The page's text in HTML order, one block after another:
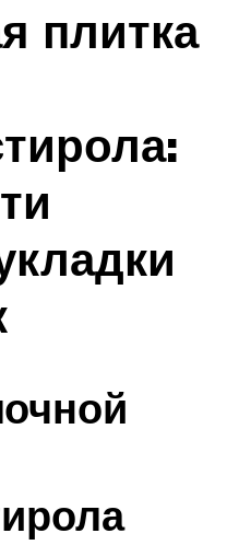
плитка